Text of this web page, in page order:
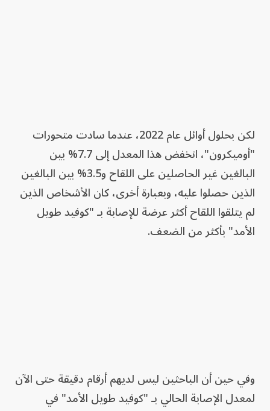
لكن بحلول أوائل عام 2022، عندما سادت متحورات
"أوميكرون"، انخفض هذا المعدل إلى 7.7% بين
البالغين غير الحاصلين على اللقاح و3.5% بين البالغين
الذين حصلوا عليه، وبعبارة أخرى، كان الأشخاص الذين
لم يتلقوا اللقاح أكثر عرضة للإصابة بـ "كوفيد طويل
الأمد" بأكثر من الضعف.
وفي حين أن الباحثين ليس لديهم أرقام دقيقة حتى الآن
لمعدل الإصابة الحالي بـ "كوفيد طويل الأمد" في